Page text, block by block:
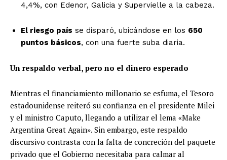
4,4%, con Edenor, Galicia y Supervielle a la cabeza.
El riesgo país se disparó, ubicándose en los 650
puntos básicos, con una fuerte suba diaria.
Un respaldo verbal, pero no el dinero esperado
Mientras el financiamiento millonario se esfuma, el Tesoro
estadounidense reiteró su confianza en el presidente Milei
y el ministro Caputo, llegando a utilizar el lema «Make
Argentina Great Again». Sin embargo, este respaldo
discursivo contrasta con la falta de concreción del paquete
privado que el Gobierno necesitaba para calmar al